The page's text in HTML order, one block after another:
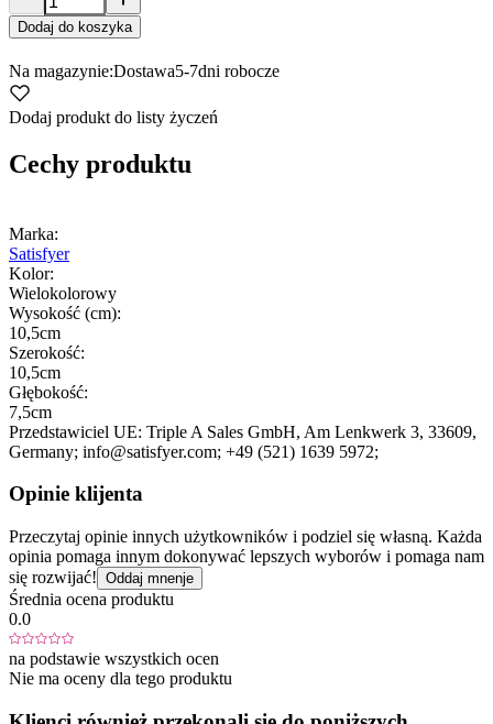
Dodaj do koszyka
Na magazynie:Dostawa5-7dni robocze
Dodaj produkt do listy życzeń
Cechy produktu
Marka:
Satisfyer
Kolor:
Wielokolorowy
Wysokość (cm):
10,5cm
Szerokość:
10,5cm
Głębokość:
7,5cm
Przedstawiciel UE: Triple A Sales GmbH, Am Lenkwerk 3, 33609,
Germany; info@satisfyer.com; +49 (521) 1639 5972;
Opinie klijenta
Przeczytaj opinie innych użytkowników i podziel się własną. Każda
opinia pomaga innym dokonywać lepszych wyborów i pomaga nam
się rozwijać! Oddaj mnenje
Średnia ocena produktu
0.0
na podstawie wszystkich ocen
Nie ma oceny dla tego produktu